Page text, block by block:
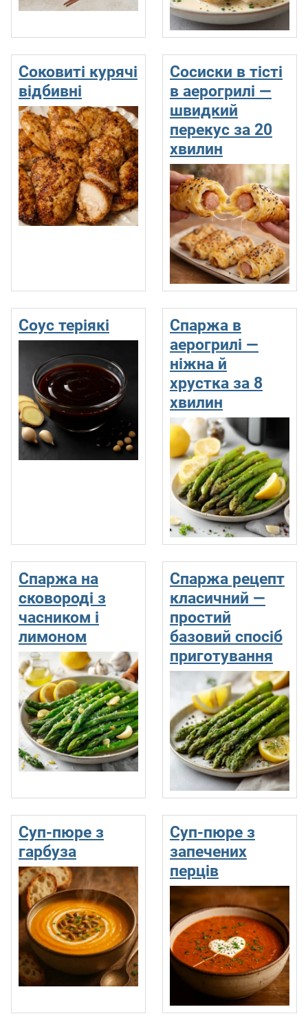
Соковиті курячі
відбивні
Сосиски в тісті
в аерогрилі —
швидкий
перекус за 20
хвилин
Соус теріякі
Спаржа в
аерогрилі —
ніжна й
хрустка за 8
хвилин
Спаржа на
сковороді з
часником і
лимоном
Спаржа рецепт
класичний —
простий
базовий спосіб
приготування
Суп-пюре з
гарбуза
Суп-пюре з
запечених
перців